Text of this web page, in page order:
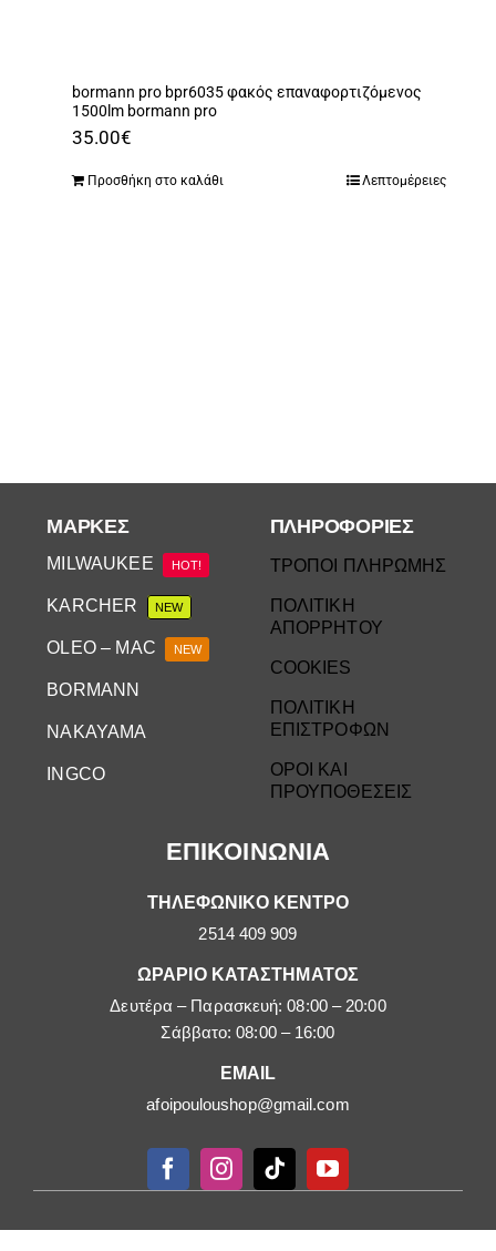
bormann pro bpr6035 φακός επαναφορτιζόμενος
1500lm bormann pro
35.00€
Προσθήκη στο καλάθι Λεπτομέρειες
ΕΠΙΚΟΙΝΩΝΙΑ
ΤΗΛΕΦΩΝΙΚΟ ΚΕΝΤΡΟ
2514 409 909
ΩΡΑΡΙΟ ΚΑΤΑΣΤΗΜΑΤΟΣ
Δευτέρα – Παρασκευή: 08:00 – 20:00
Σάββατο: 08:00 – 16:00
EMAIL
afoipouloushop@gmail.com
ΜΆΡΚΕΣ
MILWAUKEE HOT!
KARCHER NEW
OLEO – MAC NEW
BORMANN
NAKAYAMA
INGCO
ΠΛΗΡΟΦΟΡΙΕΣ
ΤΡΟΠΟΙ ΠΛΗΡΩΜΗΣ
ΠΟΛΙΤΙΚΗ
ΑΠΟΡΡΗΤΟΥ
COOKIES
ΠΟΛΙΤΙΚΗ
ΕΠΙΣΤΡΟΦΩΝ
ΟΡΟΙ ΚΑΙ
ΠΡΟΥΠΟΘΕΣΕΙΣ